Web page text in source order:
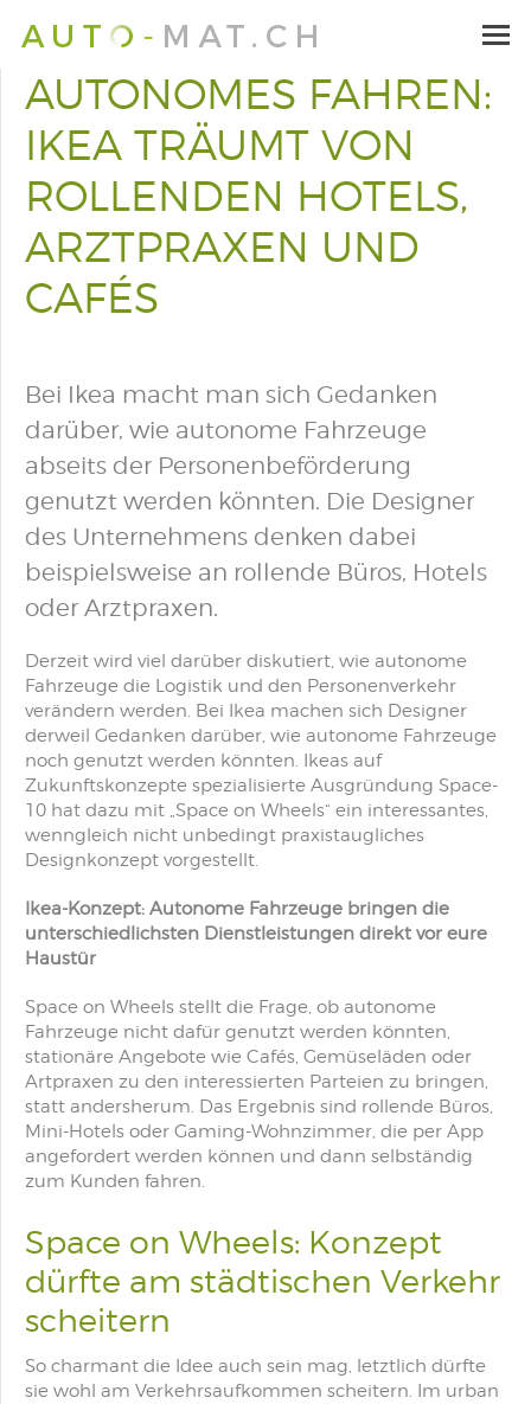
AUTONOMES FAHREN:
IKEA TRÄUMT VON
ROLLENDEN HOTELS,
ARZTPRAXEN UND
CAFÉS
Bei Ikea macht man sich Gedanken
darüber, wie autonome Fahrzeuge
abseits der Personenbeförderung
genutzt werden könnten. Die Designer
des Unternehmens denken dabei
beispielsweise an rollende Büros, Hotels
oder Arztpraxen.
Derzeit wird viel darüber diskutiert, wie autonome
Fahrzeuge die Logistik und den Personenverkehr
verändern werden. Bei Ikea machen sich Designer
derweil Gedanken darüber, wie autonome Fahrzeuge
noch genutzt werden könnten. Ikeas auf
Zukunftskonzepte spezialisierte Ausgründung Space-
10 hat dazu mit „Space on Wheels“ ein interessantes,
wenngleich nicht unbedingt praxistaugliches
Designkonzept vorgestellt.
Ikea-Konzept: Autonome Fahrzeuge bringen die
unterschiedlichsten Dienstleistungen direkt vor eure
Haustür
Space on Wheels stellt die Frage, ob autonome
Fahrzeuge nicht dafür genutzt werden könnten,
stationäre Angebote wie Cafés, Gemüseläden oder
Artpraxen zu den interessierten Parteien zu bringen,
statt andersherum. Das Ergebnis sind rollende Büros,
Mini-Hotels oder Gaming-Wohnzimmer, die per App
angefordert werden können und dann selbständig
zum Kunden fahren.
Space on Wheels: Konzept
dürfte am städtischen Verkehr
scheitern
So charmant die Idee auch sein mag, letztlich dürfte
sie wohl am Verkehrsaufkommen scheitern. Im urban